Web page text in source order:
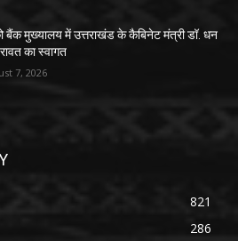
बैंक मुख्यालय में उत्तराखंड के कैबिनेट मंत्री डॉ. धन
का स्वागत
7, 2026
821
286